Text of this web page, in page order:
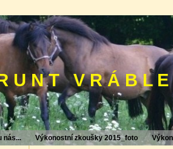
U N T V R Á B L
Výkonostní zkoušky 2015_foto
nás...